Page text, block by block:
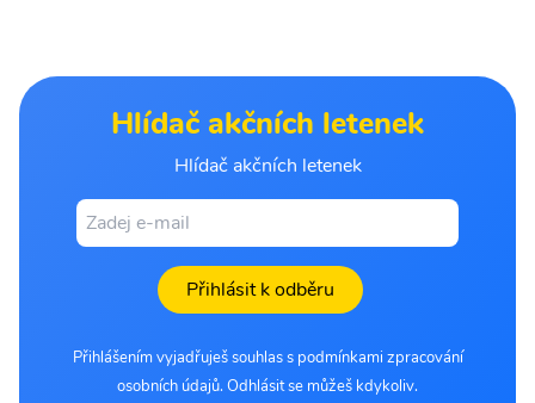
Hlídač akčních letenek
Hlídač akčních letenek
Přihlásit k odběru
Přihlášením vyjadřuješ souhlas s podmínkami zpracování
osobních údajů. Odhlásit se můžeš kdykoliv.